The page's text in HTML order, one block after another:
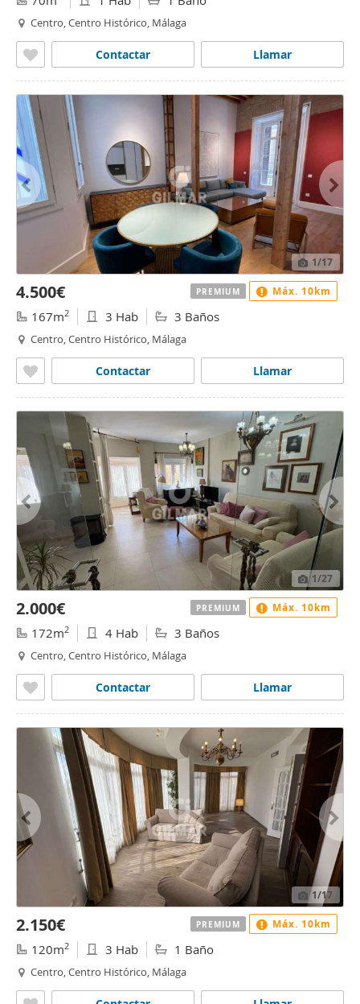
Centro, Centro Histórico, Málaga
Llamar
Contactar
1/17
4.500€
167m2 3 Hab 3 Baños
Centro, Centro Histórico, Málaga
Llamar
Contactar
PREMIUM Máx. 10km
1/27
2.000€
172m2 4 Hab 3 Baños
Centro, Centro Histórico, Málaga
Llamar
Contactar
PREMIUM Máx. 10km
1/17
2.150€
120m2 3 Hab 1 Baño
Centro, Centro Histórico, Málaga
PREMIUM Máx. 10km